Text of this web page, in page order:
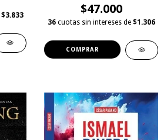
$3.833 $47.000
36 cuotas sin intereses de $1.306